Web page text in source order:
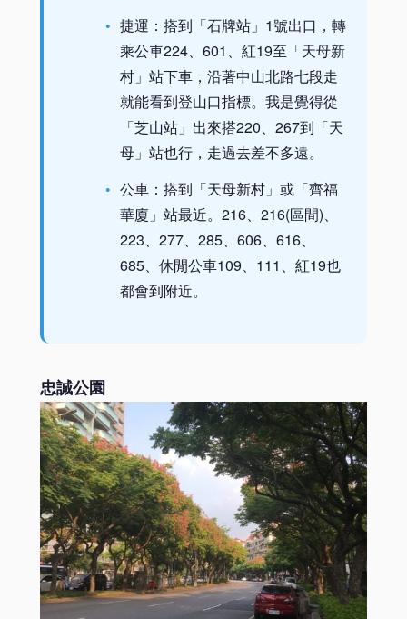
捷運：搭到「石牌站」1號出口，轉
乘公車224、601、紅19至「天母新
村」站下車，沿著中山北路七段走
就能看到登山口指標。我是覺得從
「芝山站」出來搭220、267到「天
母」站也行，走過去差不多遠。
公車：搭到「天母新村」或「齊福
華廈」站最近。216、216(區間)、
223、277、285、606、616、
685、休閒公車109、111、紅19也
都會到附近。
忠誠公園